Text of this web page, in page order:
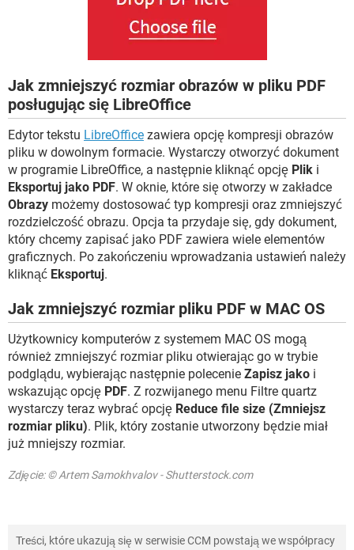
Jak zmniejszyć rozmiar obrazów w pliku PDF
posługując się LibreOffice
Edytor tekstu LibreOffice zawiera opcję kompresji obrazów
pliku w dowolnym formacie. Wystarczy otworzyć dokument
w programie LibreOffice, a następnie kliknąć opcję Plik i
Eksportuj jako PDF. W oknie, które się otworzy w zakładce
Obrazy możemy dostosować typ kompresji oraz zmniejszyć
rozdzielczość obrazu. Opcja ta przydaje się, gdy dokument,
który chcemy zapisać jako PDF zawiera wiele elementów
graficznych. Po zakończeniu wprowadzania ustawień należy
kliknąć Eksportuj.
Jak zmniejszyć rozmiar pliku PDF w MAC OS
Użytkownicy komputerów z systemem MAC OS mogą
również zmniejszyć rozmiar pliku otwierając go w trybie
podglądu, wybierając następnie polecenie Zapisz jako i
wskazując opcję PDF. Z rozwijanego menu Filtre quartz
wystarczy teraz wybrać opcję Reduce file size (Zmniejsz
rozmiar pliku). Plik, który zostanie utworzony będzie miał
już mniejszy rozmiar.
Zdjęcie: © Artem Samokhvalov - Shutterstock.com
Treści, które ukazują się w serwisie CCM powstają we współpracy